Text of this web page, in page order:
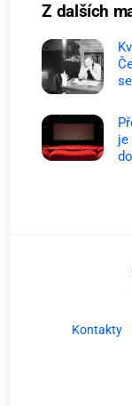
Z dalších
je
Kontakty